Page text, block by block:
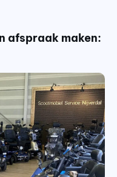
afspraak maken: